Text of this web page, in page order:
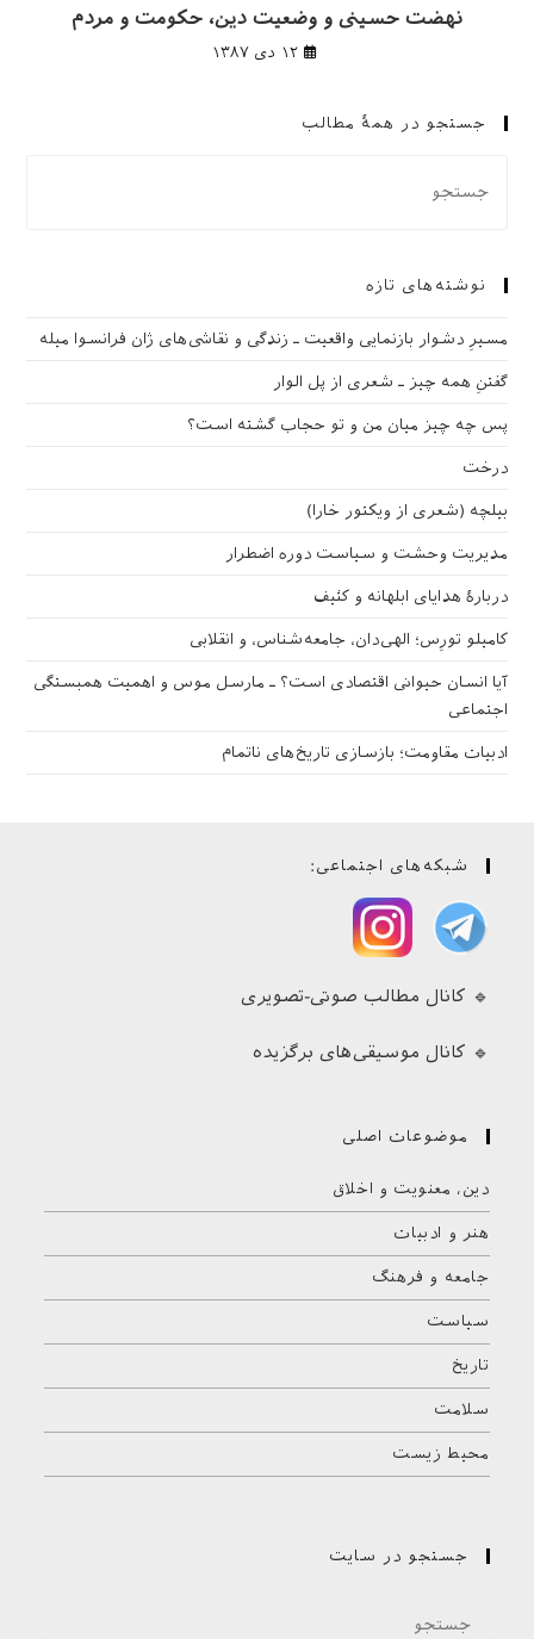
نهضت حسینی و وضعیت دین، حكومت و مردم
۱۲ دی ۱۳۸۷
جستجو در همهٔ مطالب
نوشته‌های تازه
مسیرِ دشوار بازنمایی واقعیت ـ زندگی و نقاشی‌های ژان فرانسوا میله
گفتنِ همه چیز ـ شعری از پل الوار
پس چه چیز میان من و تو حجاب گشته است؟
درخت
بیلچه (شعری از ویکتور خارا)
مدیریت وحشت و سیاست دوره اضطرار
دربارهٔ هدایای ابلهانه و کثیف
کامیلو تورِس؛ الهی‌دان، جامعه‌شناس، و انقلابی
آیا انسان حیوانی اقتصادی است؟ ـ مارسل موس و اهمیت همبستگی
اجتماعی
ادبیات مقاومت؛ بازسازی تاریخ‌های ناتمام
شبکه‌های اجتماعی:
🔹 کانال مطالب صوتی-تصویری
🔹 کانال موسیقی‌های برگزیده
موضوعات اصلی
دین، معنویت و اخلاق
هنر و ادبیات
جامعه و فرهنگ
سیاست
تاریخ
سلامت
محیط زیست
جستجو در سایت